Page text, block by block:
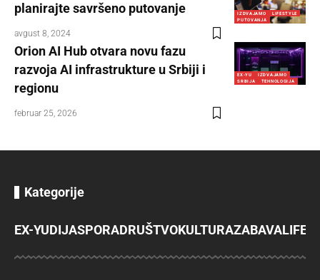
IZDVAJAMO
LIFESTYLE
PUTOVANJA
planirajte savršeno putovanje
avgust 8, 2024
EX-YU
IZDVAJAMO
SRBIJA
TEHNOLOGIJA
Orion AI Hub otvara novu fazu
razvoja AI infrastrukture u Srbiji i
regionu
februar 25, 2026
Kategorije
EX-YUDIJASPORADRUŠTVOKULTURAZABAVA